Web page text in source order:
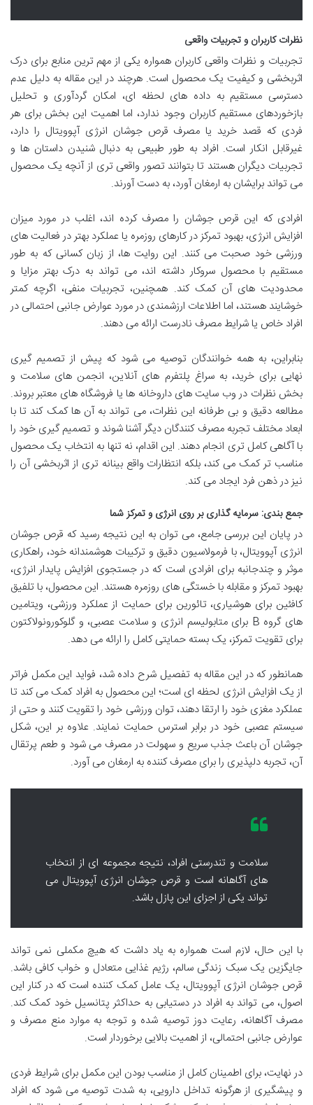
نظرات کاربران و تجربیات واقعی
تجربیات و نظرات واقعی کاربران همواره یکی از مهم ترین منابع برای درک
اثربخشی و کیفیت یک محصول است. هرچند در این مقاله به دلیل عدم
دسترسی مستقیم به داده های لحظه ای، امکان گردآوری و تحلیل
بازخوردهای مستقیم کاربران وجود ندارد، اما اهمیت این بخش برای هر
فردی که قصد خرید یا مصرف قرص جوشان انرژی آپوویتال را دارد،
غیرقابل انکار است. افراد به طور طبیعی به دنبال شنیدن داستان ها و
تجربیات دیگران هستند تا بتوانند تصور واقعی تری از آنچه یک محصول
می تواند برایشان به ارمغان آورد، به دست آورند.
افرادی که این قرص جوشان را مصرف کرده اند، اغلب در مورد میزان
افزایش انرژی، بهبود تمرکز در کارهای روزمره یا عملکرد بهتر در فعالیت های
ورزشی خود صحبت می کنند. این روایت ها، از زبان کسانی که به طور
مستقیم با محصول سروکار داشته اند، می تواند به درک بهتر مزایا و
محدودیت های آن کمک کند. همچنین، تجربیات منفی، اگرچه کمتر
خوشایند هستند، اما اطلاعات ارزشمندی در مورد عوارض جانبی احتمالی در
افراد خاص یا شرایط مصرف نادرست ارائه می دهند.
بنابراین، به همه خوانندگان توصیه می شود که پیش از تصمیم گیری
نهایی برای خرید، به سراغ پلتفرم های آنلاین، انجمن های سلامت و
بخش نظرات در وب سایت های داروخانه ها یا فروشگاه های معتبر بروند.
مطالعه دقیق و بی طرفانه این نظرات، می تواند به آن ها کمک کند تا با
ابعاد مختلف تجربه مصرف کنندگان دیگر آشنا شوند و تصمیم گیری خود را
با آگاهی کامل تری انجام دهند. این اقدام، نه تنها به انتخاب یک محصول
مناسب تر کمک می کند، بلکه انتظارات واقع بینانه تری از اثربخشی آن را
نیز در ذهن فرد ایجاد می کند.
جمع بندی: سرمایه گذاری بر روی انرژی و تمرکز شما
در پایان این بررسی جامع، می توان به این نتیجه رسید که قرص جوشان
انرژی آپوویتال، با فرمولاسیون دقیق و ترکیبات هوشمندانه خود، راهکاری
موثر و چندجانبه برای افرادی است که در جستجوی افزایش پایدار انرژی،
بهبود تمرکز و مقابله با خستگی های روزمره هستند. این محصول، با تلفیق
کافئین برای هوشیاری، تائورین برای حمایت از عملکرد ورزشی، ویتامین
های گروه B برای متابولیسم انرژی و سلامت عصبی، و گلوکورونولاکتون
برای تقویت تمرکز، یک بسته حمایتی کامل را ارائه می دهد.
همانطور که در این مقاله به تفصیل شرح داده شد، فواید این مکمل فراتر
از یک افزایش انرژی لحظه ای است؛ این محصول به افراد کمک می کند تا
عملکرد مغزی خود را ارتقا دهند، توان ورزشی خود را تقویت کنند و حتی از
سیستم عصبی خود در برابر استرس حمایت نمایند. علاوه بر این، شکل
جوشان آن باعث جذب سریع و سهولت در مصرف می شود و طعم پرتقال
آن، تجربه دلپذیری را برای مصرف کننده به ارمغان می آورد.
سلامت و تندرستی افراد، نتیجه مجموعه ای از انتخاب
های آگاهانه است و قرص جوشان انرژی آپوویتال می
تواند یکی از اجزای این پازل باشد.
با این حال، لازم است همواره به یاد داشت که هیچ مکملی نمی تواند
جایگزین یک سبک زندگی سالم، رژیم غذایی متعادل و خواب کافی باشد.
قرص جوشان انرژی آپوویتال، یک عامل کمک کننده است که در کنار این
اصول، می تواند به افراد در دستیابی به حداکثر پتانسیل خود کمک کند.
مصرف آگاهانه، رعایت دوز توصیه شده و توجه به موارد منع مصرف و
عوارض جانبی احتمالی، از اهمیت بالایی برخوردار است.
در نهایت، برای اطمینان کامل از مناسب بودن این مکمل برای شرایط فردی
و پیشگیری از هرگونه تداخل دارویی، به شدت توصیه می شود که افراد